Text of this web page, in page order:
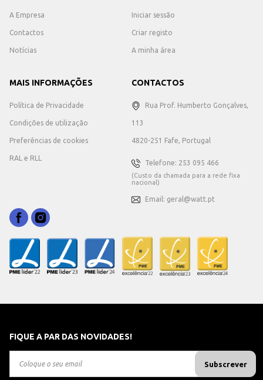
A Empresa
Contactos
Notícias
Iniciar sessão
Criar registo
A minha área
MAIS INFORMAÇÕES
Política de Privacidade
Condições de utilização
Preferências de cookies
RAL e RLL
CONTACTOS
Rua Prof. Humberto Gonçalves,
113
4820-251 Fafe, Portugal
Telefone: 253 095 466
(Custo da chamada para a rede fixa
nacional)
Email: geral@watt.pt
FIQUE A PAR DAS NOVIDADES!
Subscrever